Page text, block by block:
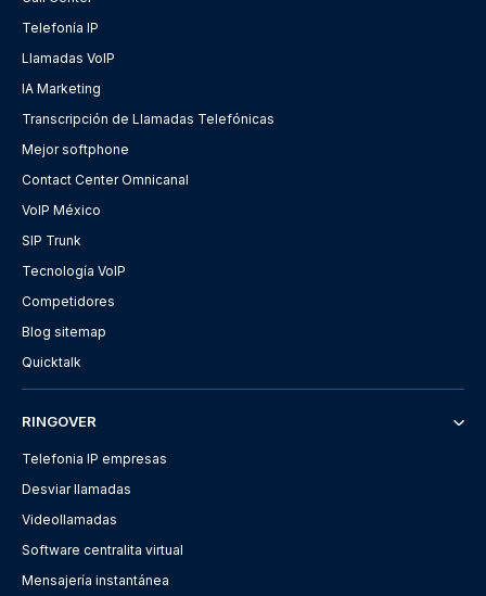
Telefonía IP
Llamadas VoIP
IA Marketing
Transcripción de Llamadas Telefónicas
Mejor softphone
Contact Center Omnicanal
VoIP México
SIP Trunk
Tecnología VoIP
Competidores
Blog sitemap
Quicktalk
RINGOVER
Telefonia IP empresas
Desviar llamadas
Videollamadas
Software centralita virtual
Mensajería instantánea